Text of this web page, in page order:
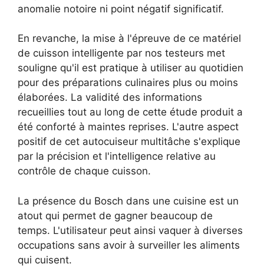
anomalie notoire ni point négatif significatif.
En revanche, la mise à l'épreuve de ce matériel
de cuisson intelligente par nos testeurs met
souligne qu'il est pratique à utiliser au quotidien
pour des préparations culinaires plus ou moins
élaborées. La validité des informations
recueillies tout au long de cette étude produit a
été conforté à maintes reprises. L'autre aspect
positif de cet autocuiseur multitâche s'explique
par la précision et l'intelligence relative au
contrôle de chaque cuisson.
La présence du Bosch dans une cuisine est un
atout qui permet de gagner beaucoup de
temps. L'utilisateur peut ainsi vaquer à diverses
occupations sans avoir à surveiller les aliments
qui cuisent.